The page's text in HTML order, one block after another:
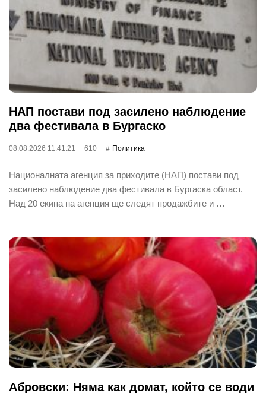
НАП постави под засилено наблюдение
два фестивала в Бургаско
08.08.2026 11:41:21 610 Политика
Националната агенция за приходите (НАП) постави под
засилено наблюдение два фестивала в Бургаска област.
Над 20 екипа на агенция ще следят продажбите и …
Абровски: Няма как домат, който се води